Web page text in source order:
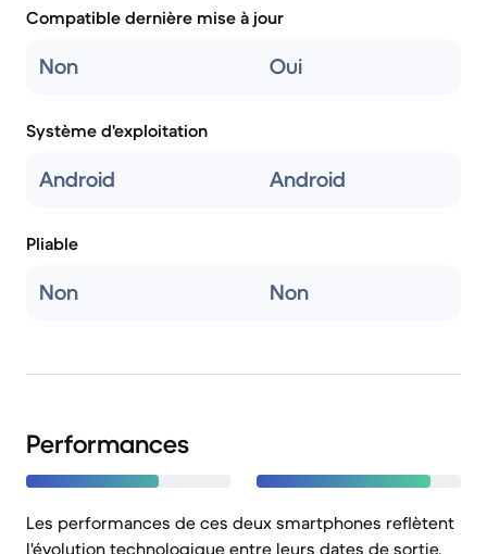
Compatible dernière mise à jour
Non Oui
Système d'exploitation
Android Android
Pliable
Non Non
Performances
Les performances de ces deux smartphones reflètent
l'évolution technologique entre leurs dates de sortie,